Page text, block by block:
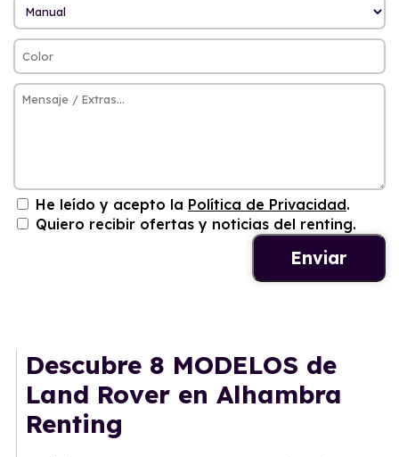
He leído y acepto la Política de Privacidad.
Quiero recibir ofertas y noticias del renting.
Descubre 8 MODELOS de
Land Rover en Alhambra
Renting